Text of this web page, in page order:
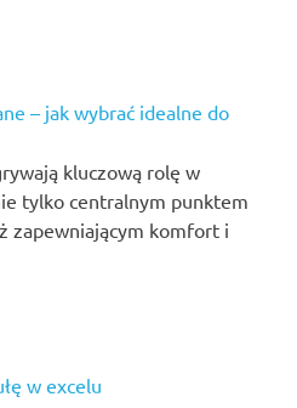
– jak wybrać idealne do
kluczową rolę w
tylko centralnym punktem
zapewniającym komfort i
w excelu